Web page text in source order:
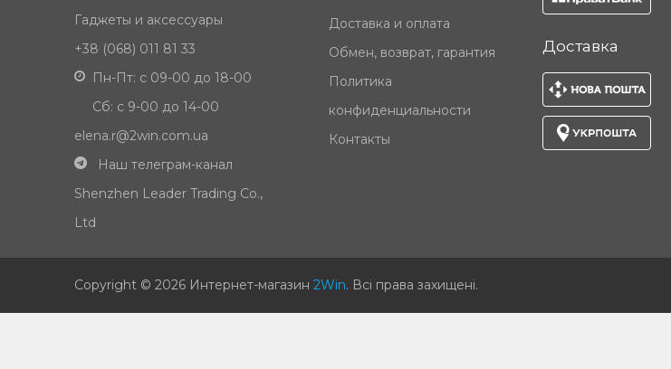
Гаджеты и аксессуары
+38 (068) 011 81 33
Пн-Пт: с 09-00 до 18-00
Сб: с 9-00 до 14-00
elena.r@2win.com.ua
Наш телеграм-канал
Shenzhen Leader Trading Co.,
Ltd
Доставка и оплата
Обмен, возврат, гарантия
Политика
конфиденциальности
Контакты
Доставка
Copyright © 2026 Интернет-магазин2Win. Всі права захищені.